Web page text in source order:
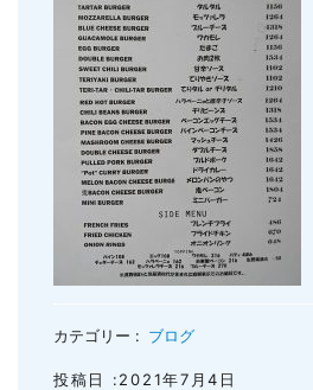
カテゴリー : ブログ
投稿日 :2021年7月4日